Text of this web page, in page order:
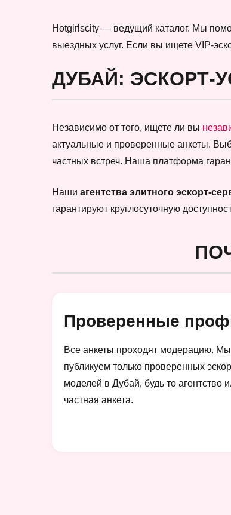
Hotgirlscity — ведущий каталог. Мы
выездных услуг. Если вы ищете VIP-
ДУБАЙ: ЭСКОРТ-
Независимо от того, ищете ли вы
актуальные и проверенные анкеты.
частных встреч. Наша платформа
Наши агентства элитного эскорт-
гарантируют круглосуточную
Проверенные
Все анкеты проходят модерацию. Мы
публикуем только проверенных
моделей в Дубай, будь то агентство
частная анкета.